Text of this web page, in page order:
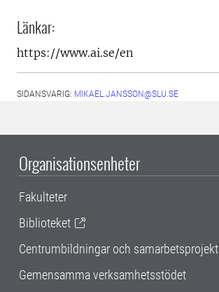
Länkar:
https://www.ai.se/en
SIDANSVARIG: MIKAEL.JANSSON@SLU.SE
Organisationsenheter
Fakulteter
Biblioteket
Centrumbildningar och samarbetsprojekt
Gemensamma verksamhetsstödet